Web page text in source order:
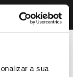
a sua